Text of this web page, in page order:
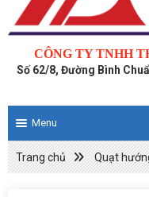
CÔNG TY TNHH
Số 62/8, Đường Bình
Menu
Trang chủ Quạt